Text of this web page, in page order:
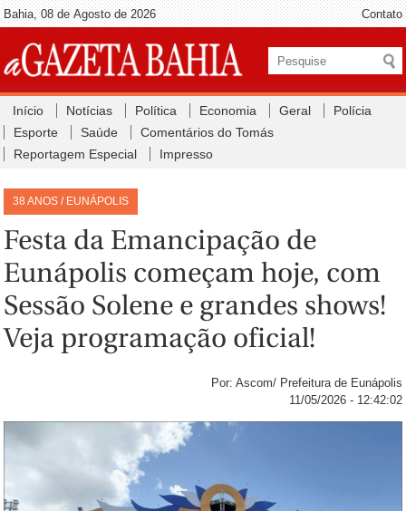
Bahia, 08 de Agosto de 2026 Contato
Início Notícias Política Economia Geral
Polícia
Esporte
Saúde
Comentários do Tomás
Reportagem Especial
Impresso
38 ANOS / EUNÁPOLIS
Festa da Emancipação de
Eunápolis começam hoje, com
Sessão Solene e grandes shows!
Veja programação oficial!
Por: Ascom/ Prefeitura de Eunápolis
11/05/2026 - 12:42:02